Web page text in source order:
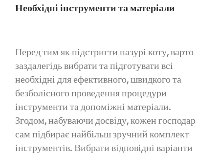
Необхідні інструменти та матеріали
Перед тим як підстригти пазурі коту, варто
заздалегідь вибрати та підготувати всі
необхідні для ефективного, швидкого та
безболісного проведення процедури
інструменти та допоміжні матеріали.
Згодом, набуваючи досвіду, кожен господар
сам підбирає найбільш зручний комплект
інструментів. Вибрати відповідні варіанти